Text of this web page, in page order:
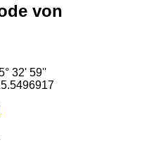
von
32' 59''